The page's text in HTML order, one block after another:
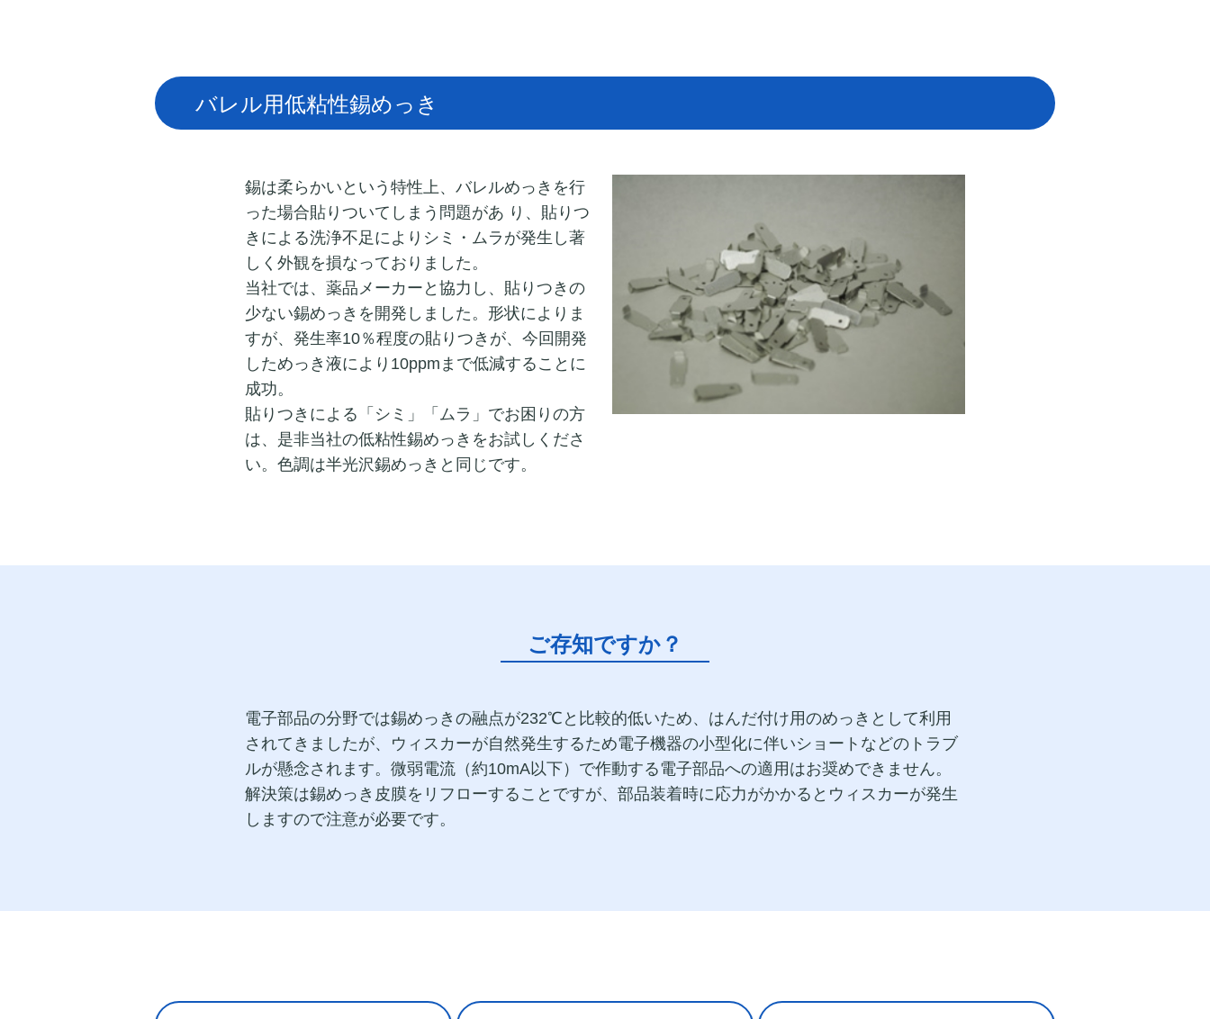
バレル用低粘性錫めっき
錫は柔らかいという特性上、バレルめっきを行
った場合貼りついてしまう問題があ り、貼りつ
きによる洗浄不足によりシミ・ムラが発生し著
しく外観を損なっておりました。
当社では、薬品メーカーと協力し、貼りつきの
少ない錫めっきを開発しました。形状によりま
すが、発生率10％程度の貼りつきが、今回開発
しためっき液により10ppmまで低減することに
成功。
貼りつきによる「シミ」「ムラ」でお困りの方
は、是非当社の低粘性錫めっきをお試しくださ
い。色調は半光沢錫めっきと同じです。
ご存知ですか？
電子部品の分野では錫めっきの融点が232℃と比較的低いため、はんだ付け用のめっきとして利用
されてきましたが、ウィスカーが自然発生するため電子機器の小型化に伴いショートなどのトラブ
ルが懸念されます。微弱電流（約10mA以下）で作動する電子部品への適用はお奨めできません。
解決策は錫めっき皮膜をリフローすることですが、部品装着時に応力がかかるとウィスカーが発生
しますので注意が必要です。